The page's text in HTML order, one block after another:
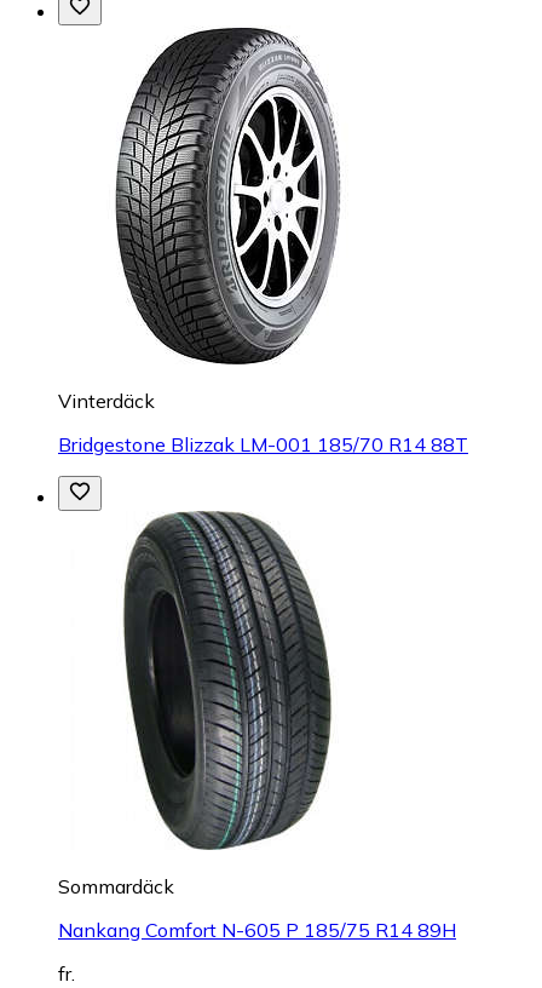
Vinterdäck
Bridgestone Blizzak LM-001 185/70 R14 88T
Sommardäck
Nankang Comfort N-605 P 185/75 R14 89H
fr.